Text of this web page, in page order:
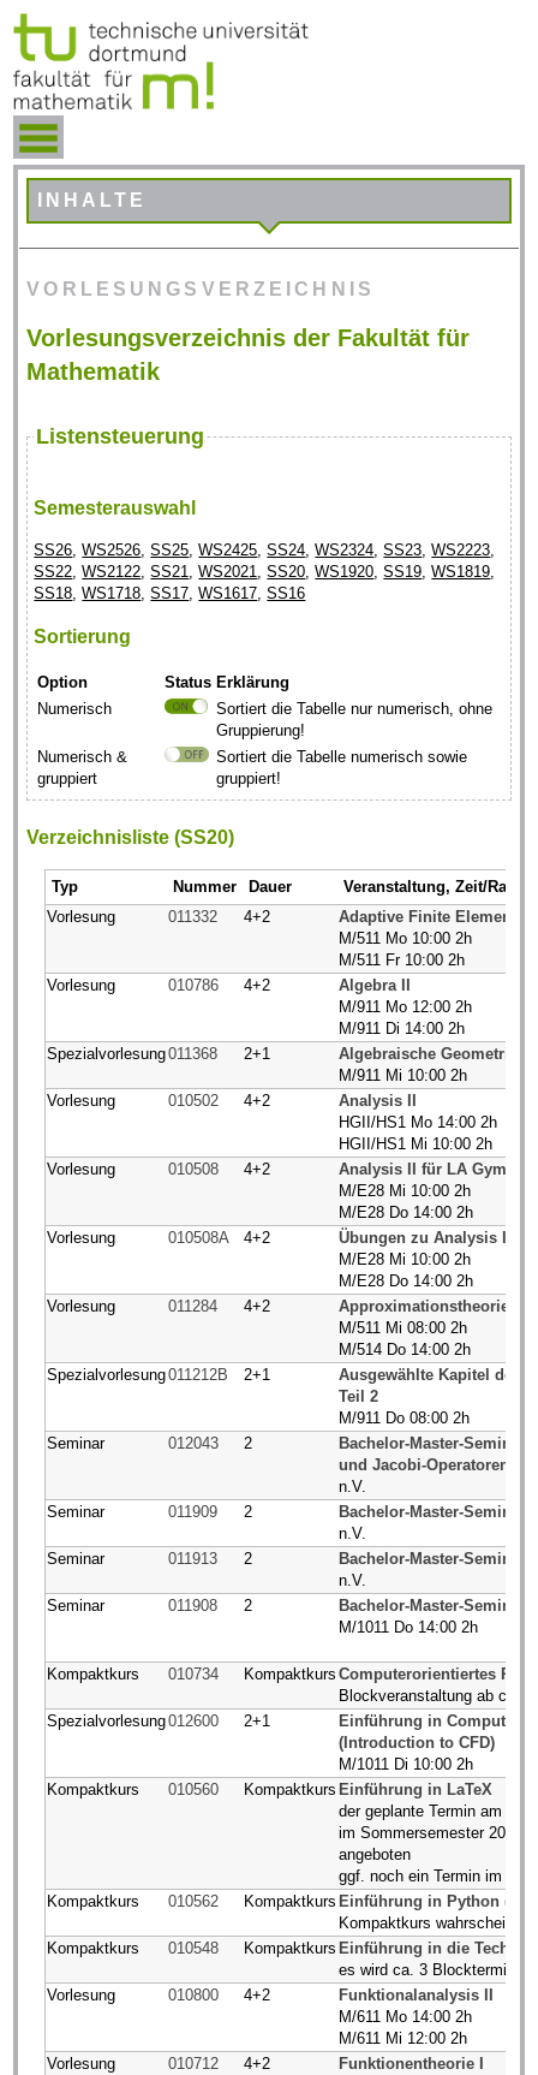
INHALTE
VORLESUNGSVERZEICHNIS
Vorlesungsverzeichnis der Fakultät für
Mathematik
Listensteuerung
Semesterauswahl
SS26,WS2526,SS25,WS2425,SS24,WS2324,SS23,WS2223,
SS22,WS2122,SS21,WS2021,SS20,WS1920,SS19,WS1819,
SS18,WS1718,SS17,WS1617,SS16
Sortierung
Option Status Erklärung
Numerisch
Sortiert die Tabelle nur numerisch, ohne
Gruppierung!
Numerisch &
gruppiert
Sortiert die Tabelle numerisch sowie
gruppiert!
Verzeichnisliste (SS20)
Typ Nummer Dauer
Veranstaltung, Zeit/Raum
Vorlesung
011332 4+2
Adaptive Finite Elemente
M/511 Mo 10:00 2h
M/511 Fr 10:00 2h
Vorlesung
010786 4+2
Algebra II
M/911 Mo 12:00 2h
M/911 Di 14:00 2h
Spezialvorlesung011368 2+1
Algebraische Geometrie II
M/911 Mi 10:00 2h
Vorlesung
010502 4+2
Analysis II
HGII/HS1 Mo 14:00 2h
HGII/HS1 Mi 10:00 2h
Vorlesung
010508 4+2
Analysis II für LA Gym
M/E28 Mi 10:00 2h
M/E28 Do 14:00 2h
Vorlesung
010508A 4+2
Übungen zu Analysis II
M/E28 Mi 10:00 2h
M/E28 Do 14:00 2h
Vorlesung
011284 4+2
Approximationstheorie II
M/511 Mi 08:00 2h
M/514 Do 14:00 2h
Spezialvorlesung011212B 2+1
Ausgewählte Kapitel der
Teil 2
M/911 Do 08:00 2h
Seminar
012043 2
Bachelor-Master-Seminar
und Jacobi-Operatoren
n.V.
Seminar
011909 2
Bachelor-Master-Seminar
n.V.
Seminar
011913 2
Bachelor-Master-Seminar
n.V.
Seminar
011908 2
Bachelor-Master-Seminar
M/1011 Do 14:00 2h
Kompaktkurs 010734 Kompaktkurs Computerorientiertes
Blockveranstaltung ab ca.
Spezialvorlesung012600 2+1
Einführung in
(Introduction to CFD)
M/1011 Di 10:00 2h
Kompaktkurs
010560 Kompaktkurs Einführung in LaTeX
der geplante Termin am 16.
im Sommersemester 2020
angeboten
ggf. noch ein Termin im
Kompaktkurs
010562 Kompaktkurs Einführung in Python
Kompaktkurs
Kompaktkurs
010548 Kompaktkurs Einführung in die
es wird ca. 3 Blocktermine
Vorlesung
010800 4+2
Funktionalanalysis II
M/611 Mo 14:00 2h
M/611 Mi 12:00 2h
Vorlesung
010712 4+2
Funktionentheorie I